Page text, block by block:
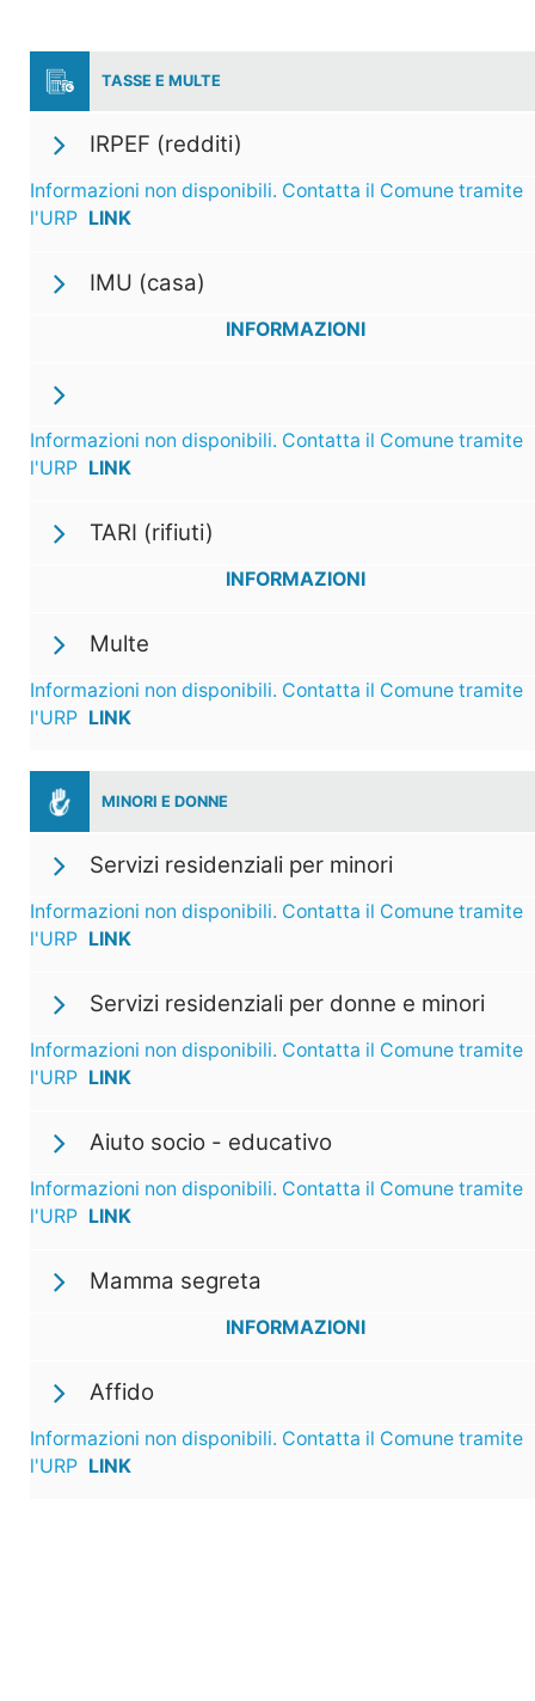
TASSE E MULTE
IRPEF (redditi)
Informazioni non disponibili. Contatta il Comune tramite
l'URP LINK
IMU (casa)
INFORMAZIONI
Informazioni non disponibili. Contatta il Comune tramite
l'URP LINK
TARI (rifiuti)
INFORMAZIONI
Multe
Informazioni non disponibili. Contatta il Comune tramite
l'URP LINK
MINORI E DONNE
Servizi residenziali per minori
Informazioni non disponibili. Contatta il Comune tramite
l'URP LINK
Servizi residenziali per donne e minori
Informazioni non disponibili. Contatta il Comune tramite
l'URP LINK
Aiuto socio - educativo
Informazioni non disponibili. Contatta il Comune tramite
l'URP LINK
Mamma segreta
INFORMAZIONI
Affido
Informazioni non disponibili. Contatta il Comune tramite
l'URP LINK